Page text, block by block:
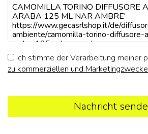
Ich stimme der Verarbeitung meiner
zu kommerziellen und
Nachricht